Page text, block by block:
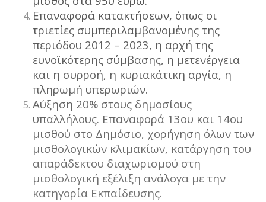
Επαναφορά κατακτήσεων, όπως οι
τριετίες συμπεριλαμβανομένης της
περιόδου 2012 – 2023, η αρχή της
ευνοϊκότερης σύμβασης, η μετενέργεια
και η συρροή, η κυριακάτικη αργία, η
πληρωμή υπερωριών.
Αύξηση 20% στους δημοσίους
υπαλλήλους. Επαναφορά 13ου και 14ου
μισθού στο Δημόσιο, χορήγηση όλων των
μισθολογικών κλιμακίων, κατάργηση του
απαράδεκτου διαχωρισμού στη
μισθολογική εξέλιξη ανάλογα με την
κατηγορία Εκπαίδευσης.